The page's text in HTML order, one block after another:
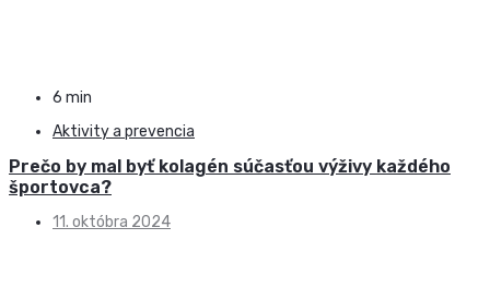
6 min
Aktivity a prevencia
Prečo by mal byť kolagén súčasťou výživy každého
športovca?
11. októbra 2024